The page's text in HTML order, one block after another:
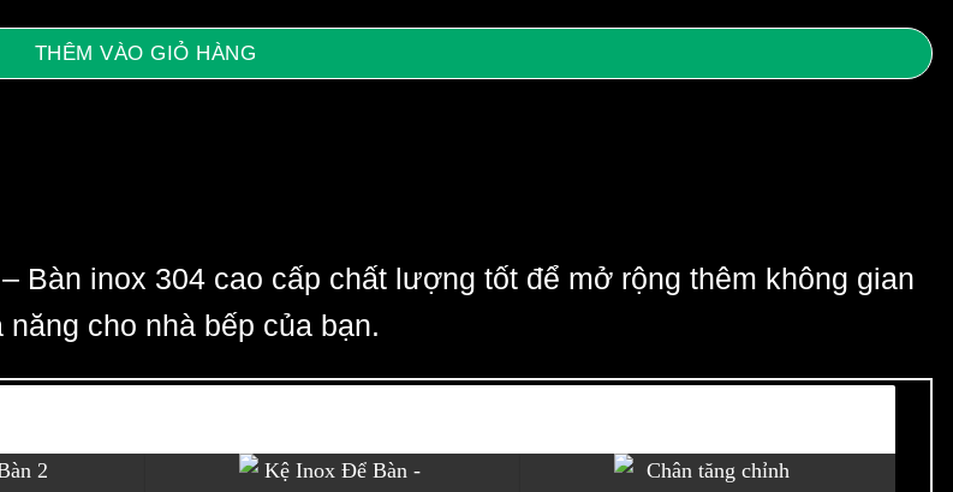
THÊM VÀO GIỎ HÀNG
Bàn inox 304 cao cấp chất lượng tốt để mở rộng thêm không gian
năng cho nhà bếp của bạn.